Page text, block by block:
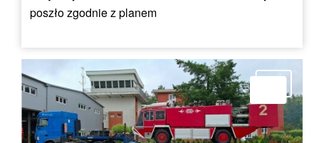
poszło zgodnie z planem